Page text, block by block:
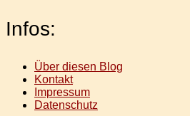
Infos:
Über diesen Blog
Kontakt
Impressum
Datenschutz